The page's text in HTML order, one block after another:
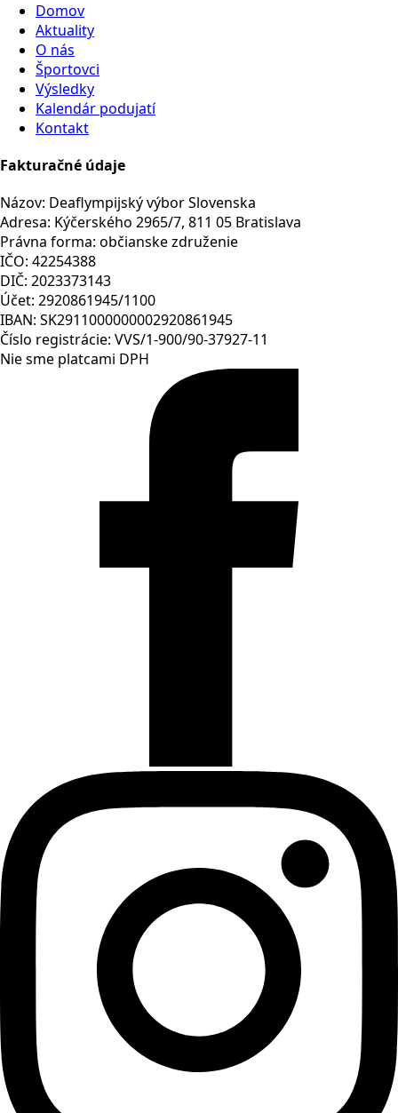
Domov
Aktuality
O nás
Športovci
Výsledky
Kalendár podujatí
Kontakt
Fakturačné údaje
Názov: Deaflympijský výbor Slovenska
Adresa: Kýčerského 2965/7, 811 05 Bratislava
Právna forma: občianske združenie
IČO: 42254388
DIČ: 2023373143
Účet: 2920861945/1100
IBAN: SK2911000000002920861945
Číslo registrácie: VVS/1-900/90-37927-11
Nie sme platcami DPH